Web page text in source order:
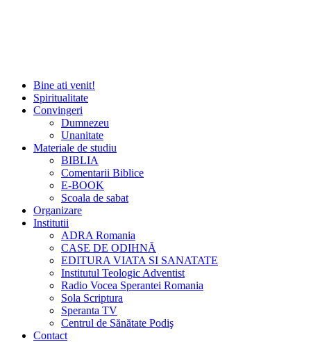
Bine ati venit!
Spiritualitate
Convingeri
Dumnezeu
Unanitate
Materiale de studiu
BIBLIA
Comentarii Biblice
E-BOOK
Scoala de sabat
Organizare
Institutii
ADRA Romania
CASE DE ODIHNĂ
EDITURA VIATA SI SANATATE
Institutul Teologic Adventist
Radio Vocea Sperantei Romania
Sola Scriptura
Speranta TV
Centrul de Sănătate Podiş
Contact